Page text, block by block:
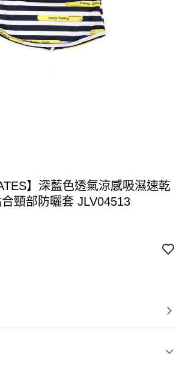
】深藍色透氣涼感吸濕速乾
頸部防曬套 JLV04513